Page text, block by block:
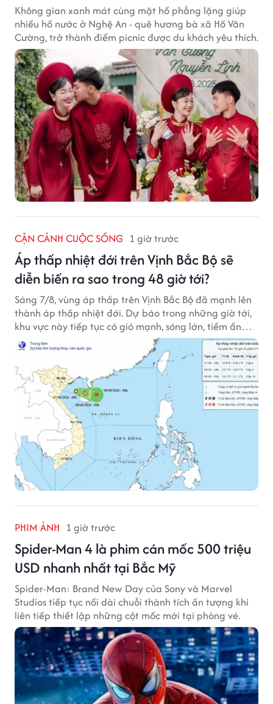
Không gian xanh mát cùng mặt hồ phẳng lặng giúp
nhiều hồ nước ở Nghệ An - quê hương bà xã Hồ Văn
Cường, trở thành điểm picnic được du khách yêu thích.
CẬN CẢNH CUỘC SỐNG 1 giờ trước
Áp thấp nhiệt đới trên Vịnh Bắc Bộ sẽ
diễn biến ra sao trong 48 giờ tới?
Sáng 7/8, vùng áp thấp trên Vịnh Bắc Bộ đã mạnh lên
thành áp thấp nhiệt đới. Dự báo trong những giờ tới,
khu vực này tiếp tục có gió mạnh, sóng lớn, tiềm ẩn
nhiều nguy cơ đối với hoạt động của tàu thuyền trên
biển.
PHIM ẢNH 1 giờ trước
Spider-Man 4 là phim cán mốc 500 triệu
USD nhanh nhất tại Bắc Mỹ
Spider-Man: Brand New Day của Sony và Marvel
Studios tiếp tục nối dài chuỗi thành tích ấn tượng khi
liên tiếp thiết lập những cột mốc mới tại phòng vé.